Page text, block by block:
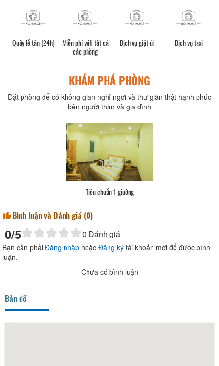
Quầy lễ tân (24h)
Miễn phí wifi tất cả
các phòng
Dịch vụ giặt ủi Dịch vụ taxi
KHÁM PHÁ PHÒNG
Đặt phòng để có không gian nghỉ ngơi và thư giãn thật hạnh phúc
bên người thân và gia đình
Tiêu chuẩn 1 giường
Bình luận và Đánh giá (0)
0/5 0 Đánh giá
Bạn cần phải Đăng nhập hoặc Đăng ký tài khoản mới để được bình
luận.
Chưa có bình luận
Bản đồ